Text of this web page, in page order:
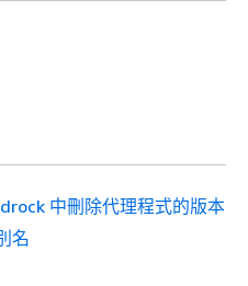
中刪除代理程式的版本
名